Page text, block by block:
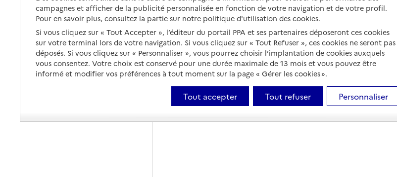
campagnes et afficher de la publicité personnalisée en fonction de votre navigation et de votre profil.
Pour en savoir plus, consultez la partie sur notre politique d'utilisation des cookies.
Si vous cliquez sur « Tout Accepter », l’éditeur du portail PPA et ses partenaires déposeront ces cookies
sur votre terminal lors de votre navigation. Si vous cliquez sur « Tout Refuser », ces cookies ne seront pas
déposés. Si vous cliquez sur « Personnaliser », vous pourrez choisir l’implantation de cookies auxquels
vous consentez. Votre choix est conservé pour une durée maximale de 13 mois et vous pouvez être
informé et modifier vos préférences à tout moment sur la page « Gérer les cookies ».
Tout accepter Tout refuser Personnaliser